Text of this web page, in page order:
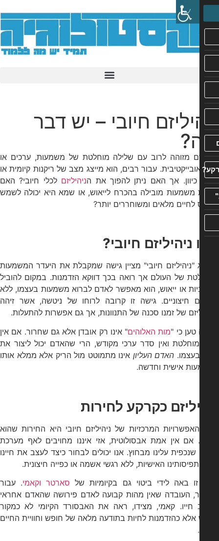
חיובי – יש דבר
מזוהה לרוב עם שלילה מוחלטת של משמעות, ערכים או
עבור רבים, הוא מייצג מצב של ריקנות קיומית או
כיוון. אך האם ניתן להפוך את ה ניהיליזםלכלי חיובי? האם
משמעות מובילה בהכרח לייאוש, או שמא היא יכולה לשמש
לחיים מלאים ומשוחררים יותר?
חיובי?
"ניהיליזם חיובי" מציין גישה שמקבלת את היעדר המשמעות
של העולם אך רואה בכך דווקא הזדמנות. במקום להוביל
או ייאוש, הוא מאפשר לאדם לברוא משמעות בעצמו, ללא
חיצוניים. גישה זו קרובה לרוחו של ניטשה, אשר זיהה
של זמנו סכנה של התנוונות, אך גם אפשרות להתעלות.
טען כי "מות האלוהים" אינו רק אובדן אלא גם שחרור. אם אין
ואין סדר ערכי מקודש, הרי שהאדם יכול ליצור את
בעצמו.האדם העליון אינו מתמוטט מול הריק אלא ממלא אותו
אישית וחדשה.
כקרקע לחירות
המרכזיות של ניהיליזם חיובי היא החירות שהוא
אם אין אמת אבסולוטית, אזי איננו מחויבים לאף מערכת
שנכפית עלינו מבחוץ. אנו יכולים לבחור כיצד לעצב את חיינו
האישיות, ללא רגשי אשמה או כפייה חיצונית.
באה לידי ביטוי גם בקיומיות שלסארטר וקאמי . עבור
העובדה שאין מהות קבועה לאדם פירושה שהאדם אחראי
חייו. קאמי, מצידו, ראה את האבסורד הקיומי לא כמקור
אלא כהזדמנות לחיות בתודעה מלאה של חופש וחוויית החיים